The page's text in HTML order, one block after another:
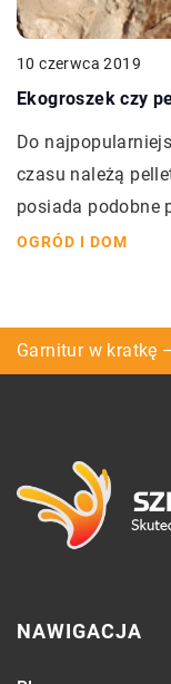
10 czerwca 2019
Ekogroszek czy
Do
czasu należą
posiada podobne
OGRÓD I DOM
Ekogroszek czy
Garnitur w kratkę
Jak zabezpieczyć
NAWIGACJA